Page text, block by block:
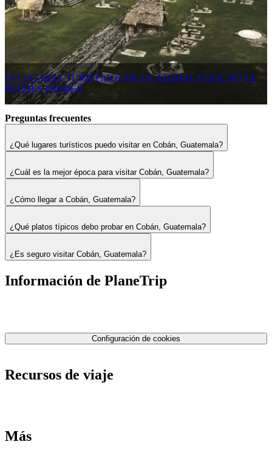
10 LUGARES TURÍSTICOS DE GUATEMALA QUE NO TE
PUEDES PERDER
Preguntas frecuentes
¿Qué lugares turísticos puedo visitar en Cobán, Guatemala?
¿Cuál es la mejor época para visitar Cobán, Guatemala?
¿Cómo llegar a Cobán, Guatemala?
¿Qué platos típicos debo probar en Cobán, Guatemala?
¿Es seguro visitar Cobán, Guatemala?
Información de PlaneTrip
Configuración de cookies
Recursos de viaje
Más